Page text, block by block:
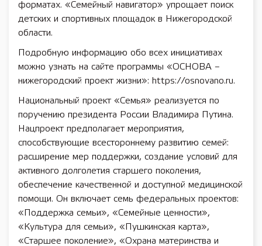
форматах. «Семейный навигатор» упрощает поиск
детских и спортивных площадок в Нижегородской
области.
Подробную информацию обо всех инициативах
можно узнать на сайте программы «ОСНОВА –
нижегородский проект жизни»: https://osnovano.ru.
Национальный проект «Семья» реализуется по
поручению президента России Владимира Путина.
Нацпроект предполагает мероприятия,
способствующие всестороннему развитию семей:
расширение мер поддержки, создание условий для
активного долголетия старшего поколения,
обеспечение качественной и доступной медицинской
помощи. Он включает семь федеральных проектов:
«Поддержка семьи», «Семейные ценности»,
«Культура для семьи», «Пушкинская карта»,
«Старшее поколение», «Охрана материнства и